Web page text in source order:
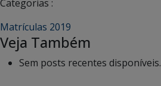
Categorias :
Matrículas 2019
Veja Também
Sem posts recentes disponíveis.